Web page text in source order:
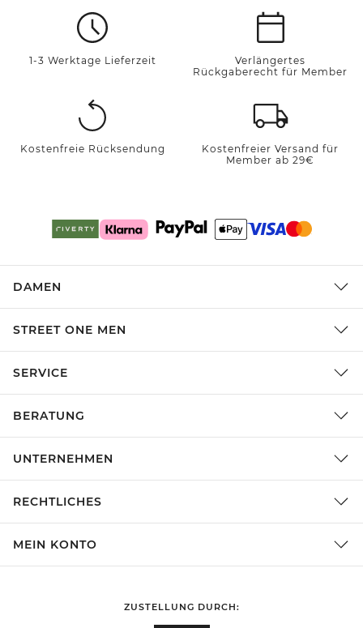
1-3 Werktage Lieferzeit
Verlängertes
Rückgaberecht für Member
Kostenfreie Rücksendung
Kostenfreier Versand für
Member ab 29€
DAMEN
STREET ONE MEN
SERVICE
BERATUNG
UNTERNEHMEN
RECHTLICHES
MEIN KONTO
ZUSTELLUNG DURCH: